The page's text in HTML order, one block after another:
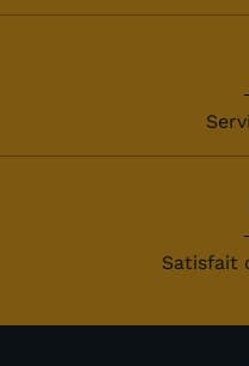
Satisfait